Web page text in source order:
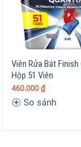
Viên Rửa Bát
Hộp 51 Viên
460.000 ₫
So sánh